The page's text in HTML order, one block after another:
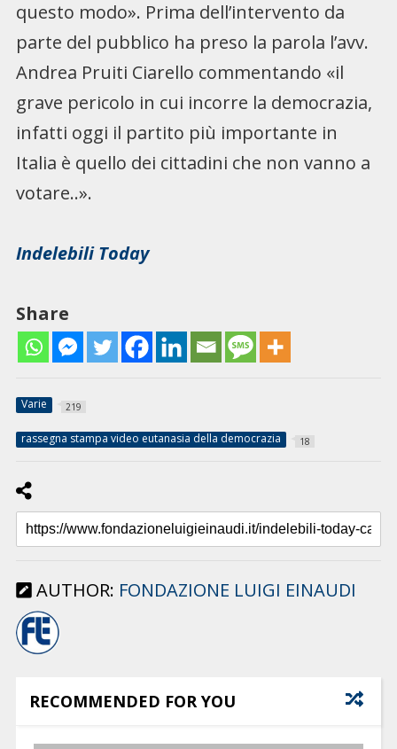
questo modo». Prima dell’intervento da
parte del pubblico ha preso la parola l’avv.
Andrea Pruiti Ciarello commentando «il
grave pericolo in cui incorre la democrazia,
infatti oggi il partito più importante in
Italia è quello dei cittadini che non vanno a
votare..».
Indelebili Today
Share
Varie 219
rassegna stampa video eutanasia della democrazia 18
AUTHOR: FONDAZIONE LUIGI EINAUDI
RECOMMENDED FOR YOU